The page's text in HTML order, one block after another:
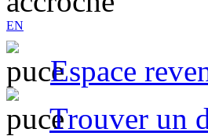
EN
Espace
Trouver un